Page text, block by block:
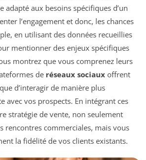
adapté aux besoins spécifiques d’un
l’engagement et donc, les chances
en utilisant des données recueillies
mentionner des enjeux spécifiques
montrez que vous comprenez leurs
de réseaux sociaux offrent
d’interagir de manière plus
avec vos prospects. En intégrant ces
stratégie de vente, non seulement
rencontres commerciales, mais vous
la fidélité de vos clients existants.